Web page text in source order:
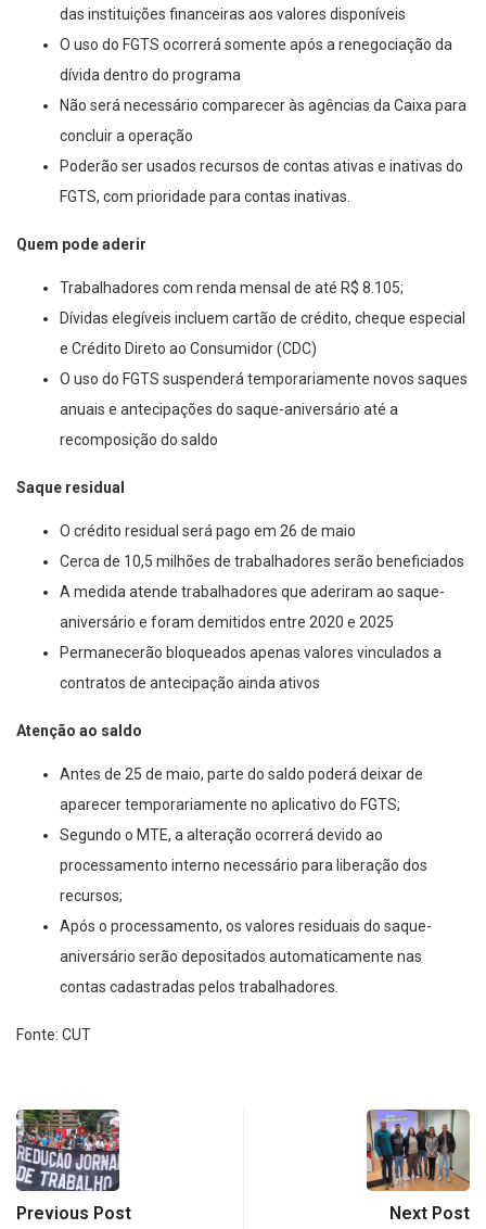
das instituições financeiras aos valores disponíveis
O uso do FGTS ocorrerá somente após a renegociação da
dívida dentro do programa
Não será necessário comparecer às agências da Caixa para
concluir a operação
Poderão ser usados recursos de contas ativas e inativas do
FGTS, com prioridade para contas inativas.
Quem pode aderir
Trabalhadores com renda mensal de até R$ 8.105;
Dívidas elegíveis incluem cartão de crédito, cheque especial
e Crédito Direto ao Consumidor (CDC)
O uso do FGTS suspenderá temporariamente novos saques
anuais e antecipações do saque-aniversário até a
recomposição do saldo
Saque residual
O crédito residual será pago em 26 de maio
Cerca de 10,5 milhões de trabalhadores serão beneficiados
A medida atende trabalhadores que aderiram ao saque-
aniversário e foram demitidos entre 2020 e 2025
Permanecerão bloqueados apenas valores vinculados a
contratos de antecipação ainda ativos
Atenção ao saldo
Antes de 25 de maio, parte do saldo poderá deixar de
aparecer temporariamente no aplicativo do FGTS;
Segundo o MTE, a alteração ocorrerá devido ao
processamento interno necessário para liberação dos
recursos;
Após o processamento, os valores residuais do saque-
aniversário serão depositados automaticamente nas
contas cadastradas pelos trabalhadores.
Fonte: CUT
Previous Post Next Post